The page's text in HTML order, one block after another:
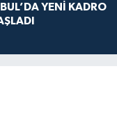
YENİ KADRO